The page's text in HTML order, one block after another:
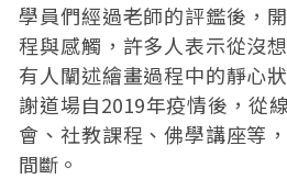
學員們經過老師的評鑑後，
程與感觸，許多人表示從沒
有人闡述繪畫過程中的靜心
謝道場自2019年疫情後，從
會、社教課程、佛學講座等
間斷。